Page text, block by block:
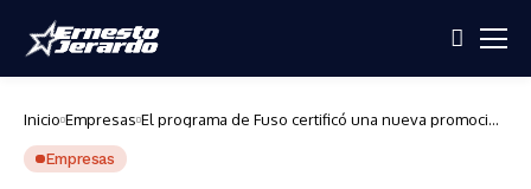
Inicio Empresas El programa de Fuso certificó una nueva promoción
Empresas